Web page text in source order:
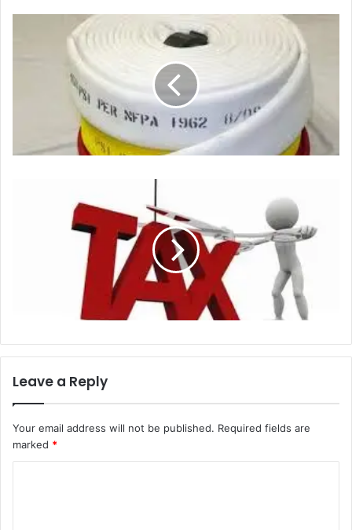
Leave a Reply
Your email address will not be published. Required fields are
marked *